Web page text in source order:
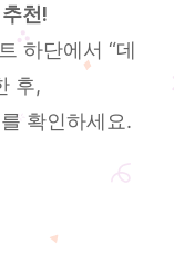
천!
하단에서 “데
후,
확인하세요.